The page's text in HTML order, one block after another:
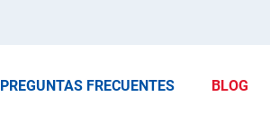
PREGUNTAS FRECUENTES BLOG